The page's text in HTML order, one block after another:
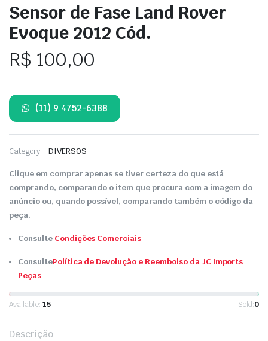
Sensor de Fase Land Rover
Evoque 2012 Cód.
R$ 100,00
(11) 9 4752-6388
Category: DIVERSOS
Clique em comprar apenas se tiver certeza do que está
comprando, comparando o item que procura com a imagem do
anúncio ou, quando possível, comparando também o código da
peça.
Consulte Condições Comerciais
ConsultePolítica de Devolução e Reembolso da JC Imports
Peças
Available: 15 Sold:0
Descrição